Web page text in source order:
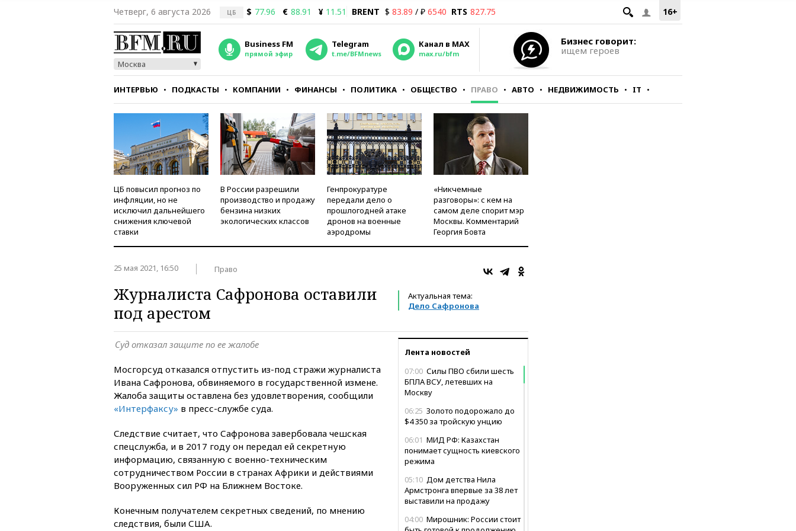
16+
Четверг, 6 августа 2026 ЦБ $ 77.96 € 88.91 ¥ 11.51 BRENT $ 83.89 / ₽ 6540 RTS 827.75
Москва
Business FM
прямой эфир
Telegram
t.me/BFMnews
Канал в MAX
max.ru/bfm
Бизнес говорит:
ищем героев
ИНТЕРВЬЮ ПОДКАСТЫ КОМПАНИИ ФИНАНСЫ ПОЛИТИКА ОБЩЕСТВО ПРАВО АВТО НЕДВИЖИМОСТЬ IT
СТИЛЬ ТЕСТЫ
ЦБ повысил прогноз по
инфляции, но не
исключил дальнейшего
снижения ключевой
ставки
В России разрешили
производство и продажу
бензина низких
экологических классов
Генпрокуратуре
передали дело о
прошлогодней атаке
дронов на военные
аэродромы
«Никчемные
разговоры»: с кем на
самом деле спорит мэр
Москвы. Комментарий
Георгия Бовта
25 мая 2021, 16:50 Право
Актуальная тема:
Дело Сафронова
Журналиста Сафронова оставили
под арестом
Лента новостей
07:00 Силы ПВО сбили шесть
БПЛА ВСУ, летевших на
Москву
06:25 Золото подорожало до
$4 350 за тройскую унцию
06:01 МИД РФ: Казахстан
понимает сущность киевского
режима
05:10 Дом детства Нила
Армстронга впервые за 38 лет
выставили на продажу
04:00 Мирошник: России стоит
Суд отказал защите по ее жалобе
Мосгорсуд отказался отпустить из-под стражи журналиста
Ивана Сафронова, обвиняемого в государственной измене.
Жалоба защиты оставлена без удовлетворения, сообщили
«Интерфаксу» в пресс-службе суда.
Следствие считает, что Сафронова завербовала чешская
спецслужба, и в 2017 году он передал ей секретную
информацию, связанную с военно-техническим
сотрудничеством России в странах Африки и действиями
Вооруженных сил РФ на Ближнем Востоке.
Конечным получателем секретных сведений, по мнению
следствия, были США.